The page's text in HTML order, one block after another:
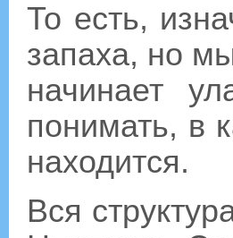
То есть,
запаха, но
начинает
понимать, в
находится.
Вся